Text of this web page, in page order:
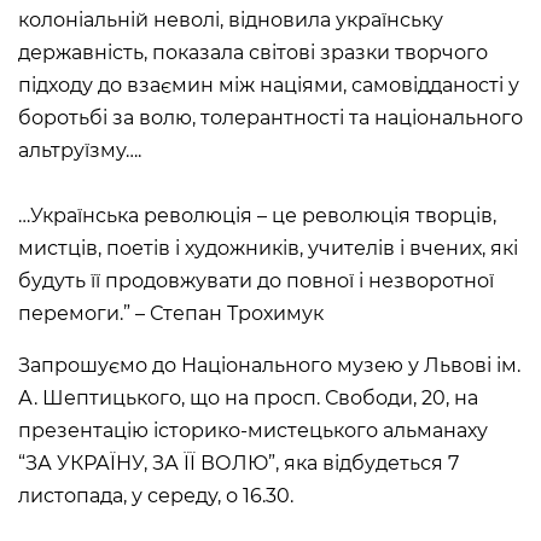
Historical complex of the
Andrei Sheptytsky National
Museum in Lviv
M. DRAHOMANOVA STREET, 17,
LVIV, UKRAINE
Пн, Вт, Ср,
Olena Kulchytska Memorial
Art Museum
LISTOPADOVOHO CHYNU
STREET, 7, LVIV, UKRAINE
Пн
Day off
Вт, Ср, Чт,
Пт
Сб, Нд
* The ticket office works until
16:30
колоніальній неволі, відновила українську
державність, показала світові зразки творчого
підходу до взаємин між націями, самовідданості у
боротьбі за волю, толерантності та національного
альтруїзму….
…Українська революція – це революція творців,
мистців, поетів і художників, учителів і вчених, які
будуть її продовжувати до повної і незворотної
перемоги.” – Степан Трохимук
Запрошуємо до Національного музею у Львові ім.
А. Шептицького, що на просп. Свободи, 20, на
презентацію історико-мистецького альманаху
“ЗА УКРАЇНУ, ЗА ЇЇ ВОЛЮ”, яка відбудеться 7
листопада, у середу, о 16.30.